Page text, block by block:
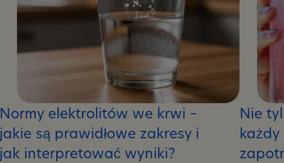
Normy elektrolitów we krwi –
jakie są prawidłowe zakresy i
jak interpretować wyniki?
Nie